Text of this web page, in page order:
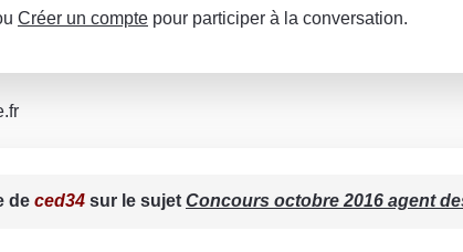
Créer un compte pour participer à la conversation.
de ced34 sur le sujet Concours octobre 2016 agent